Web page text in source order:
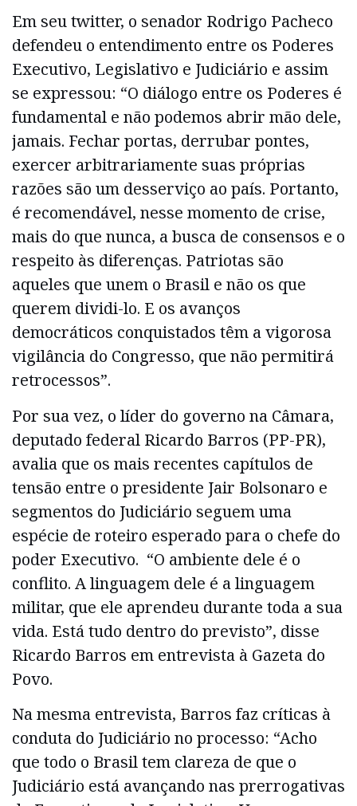
Em seu twitter, o senador Rodrigo Pacheco
defendeu o entendimento entre os Poderes
Executivo, Legislativo e Judiciário e assim
se expressou: “O diálogo entre os Poderes é
fundamental e não podemos abrir mão dele,
jamais. Fechar portas, derrubar pontes,
exercer arbitrariamente suas próprias
razões são um desserviço ao país. Portanto,
é recomendável, nesse momento de crise,
mais do que nunca, a busca de consensos e o
respeito às diferenças. Patriotas são
aqueles que unem o Brasil e não os que
querem dividi-lo. E os avanços
democráticos conquistados têm a vigorosa
vigilância do Congresso, que não permitirá
retrocessos”.
Por sua vez, o líder do governo na Câmara,
deputado federal Ricardo Barros (PP-PR),
avalia que os mais recentes capítulos de
tensão entre o presidente Jair Bolsonaro e
segmentos do Judiciário seguem uma
espécie de roteiro esperado para o chefe do
poder Executivo. “O ambiente dele é o
conflito. A linguagem dele é a linguagem
militar, que ele aprendeu durante toda a sua
vida. Está tudo dentro do previsto”, disse
Ricardo Barros em entrevista à Gazeta do
Povo.
Na mesma entrevista, Barros faz críticas à
conduta do Judiciário no processo: “Acho
que todo o Brasil tem clareza de que o
Judiciário está avançando nas prerrogativas